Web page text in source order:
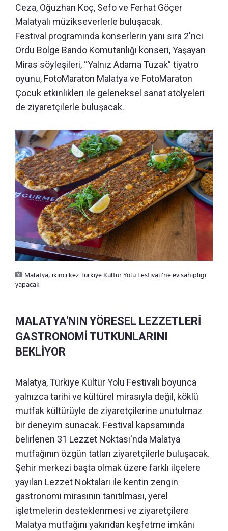
Ceza, Oğuzhan Koç, Sefo ve Ferhat Göçer
Malatyalı müzikseverlerle buluşacak.
Festival programında konserlerin yanı sıra 2'nci
Ordu Bölge Bando Komutanlığı konseri, Yaşayan
Miras söyleşileri, “Yalnız Adama Tuzak” tiyatro
oyunu, FotoMaraton Malatya ve FotoMaraton
Çocuk etkinlikleri ile geleneksel sanat atölyeleri
de ziyaretçilerle buluşacak.
Malatya, ikinci kez Türkiye Kültür Yolu Festivali’ne ev sahipliği
yapacak
MALATYA'NIN YÖRESEL LEZZETLERİ
GASTRONOMİ TUTKUNLARINI
BEKLİYOR
Malatya, Türkiye Kültür Yolu Festivali boyunca
yalnızca tarihi ve kültürel mirasıyla değil, köklü
mutfak kültürüyle de ziyaretçilerine unutulmaz
bir deneyim sunacak. Festival kapsamında
belirlenen 31 Lezzet Noktası'nda Malatya
mutfağının özgün tatları ziyaretçilerle buluşacak.
Şehir merkezi başta olmak üzere farklı ilçelere
yayılan Lezzet Noktaları ile kentin zengin
gastronomi mirasının tanıtılması, yerel
işletmelerin desteklenmesi ve ziyaretçilere
Malatya mutfağını yakından keşfetme imkânı